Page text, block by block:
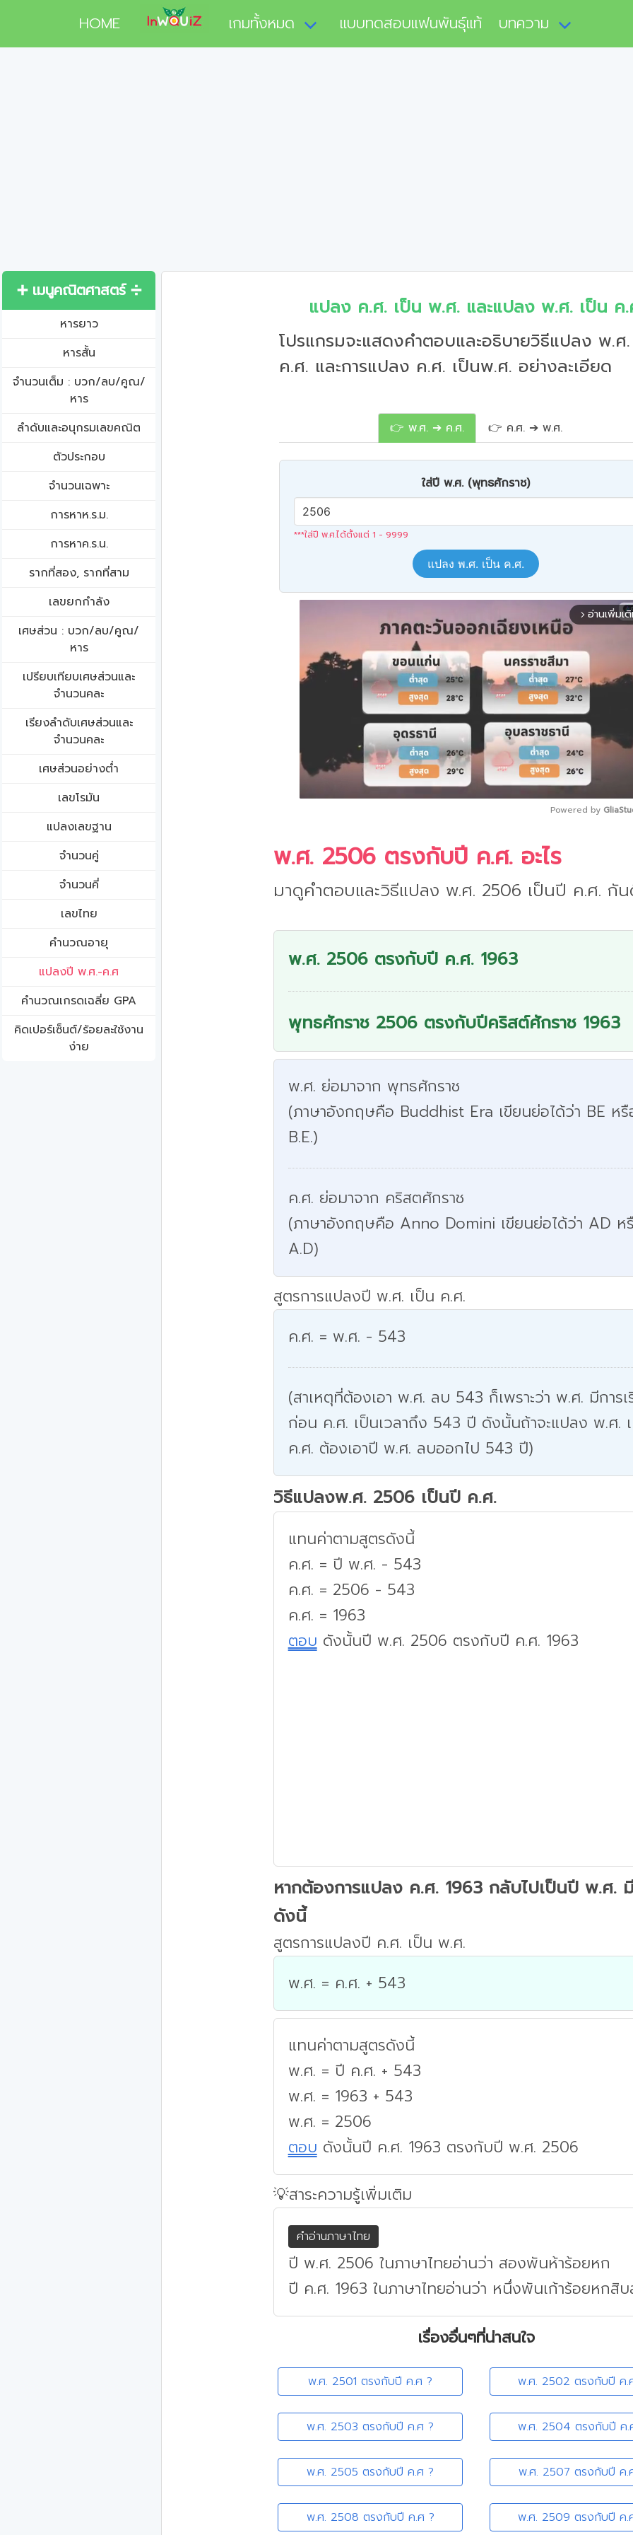
HOME เกมทั้งหมด แบบทดสอบแฟนพันธุ์แท้ บทความ
➕ เมนูคณิตศาสตร์ ➗
หารยาว
หารสั้น
จำนวนเต็ม : บวก/ลบ/คูณ/
หาร
ลำดับและอนุกรมเลขคณิต
ตัวประกอบ
จำนวนเฉพาะ
การหาห.ร.ม.
การหาค.ร.น.
รากที่สอง, รากที่สาม
เลขยกกำลัง
เศษส่วน : บวก/ลบ/คูณ/
หาร
เปรียบเทียบเศษส่วนและ
จำนวนคละ
เรียงลำดับเศษส่วนและ
จำนวนคละ
เศษส่วนอย่างต่ำ
เลขโรมัน
แปลงเลขฐาน
จำนวนคู่
จำนวนคี่
เลขไทย
คำนวณอายุ
แปลงปี พ.ศ.-ค.ศ
คํานวณเกรดเฉลี่ย GPA
คิดเปอร์เซ็นต์/ร้อยละใช้งาน
ง่าย
แปลง ค.ศ. เป็น พ.ศ. และแปลง พ.ศ. เป็น ค.
โปรแกรมจะแสดงคำตอบและอธิบายวิธีแปลง พ.ศ
ค.ศ. และการแปลง ค.ศ. เป็นพ.ศ. อย่างละเอียด
👉 พ.ศ. ➔ ค.ศ. 👉 ค.ศ. ➔ พ.ศ.
ใส่ปี พ.ศ. (พุทธศักราช)
***ใส่ปี พ.ศ.ได้ตั้งแต่ 1 - 9999
แปลง พ.ศ. เป็น ค.ศ.
arrow_forward_ios อ่านเพิ่มเ
Powered by
พ.ศ. 2506 ตรงกับปี ค.ศ. อะไร
มาดูคำตอบและวิธีแปลง พ.ศ. 2506 เป็นปี ค.ศ. กั
พ.ศ. 2506 ตรงกับปี ค.ศ. 1963
พุทธศักราช 2506 ตรงกับปีคริสต์ศักราช 1963
พ.ศ. ย่อมาจาก พุทธศักราช
(ภาษาอังกฤษคือ Buddhist Era เขียนย่อได้ว่า BE ห
B.E.)
ค.ศ. ย่อมาจาก คริสตศักราช
(ภาษาอังกฤษคือ Anno Domini เขียนย่อได้ว่า AD ห
A.D)
สูตรการแปลงปี พ.ศ. เป็น ค.ศ.
ค.ศ. = พ.ศ. - 543
(สาเหตุที่ต้องเอา พ.ศ. ลบ 543 ก็เพราะว่า พ.ศ. มีการเ
ก่อน ค.ศ. เป็นเวลาถึง 543 ปี ดังนั้นถ้าจะแปลง พ.ศ.
ค.ศ. ต้องเอาปี พ.ศ. ลบออกไป 543 ปี)
วิธีแปลงพ.ศ. 2506 เป็นปี ค.ศ.
แทนค่าตามสูตรดังนี้
ค.ศ. = ปี พ.ศ. - 543
ค.ศ. = 2506 - 543
ค.ศ. = 1963
ตอบ ดังนั้นปี พ.ศ. 2506 ตรงกับปี ค.ศ. 1963
หากต้องการแปลง ค.ศ. 1963 กลับไปเป็นปี พ.ศ.
ดังนี้
สูตรการแปลงปี ค.ศ. เป็น พ.ศ.
พ.ศ. = ค.ศ. + 543
แทนค่าตามสูตรดังนี้
พ.ศ. = ปี ค.ศ. + 543
พ.ศ. = 1963 + 543
พ.ศ. = 2506
ตอบ ดังนั้นปี ค.ศ. 1963 ตรงกับปี พ.ศ. 2506
💡สาระความรู้เพิ่มเติม
คำอ่านภาษาไทย
ปี พ.ศ. 2506 ในภาษาไทยอ่านว่า สองพันห้าร้อยหก
ปี ค.ศ. 1963 ในภาษาไทยอ่านว่า หนึ่งพันเก้าร้อยหกสิ
เรื่องอื่นๆที่น่าสนใจ
พ.ศ. 2501 ตรงกับปี ค.ศ ? พ.ศ. 2502 ตรงกับปี ค.
พ.ศ. 2503 ตรงกับปี ค.ศ ? พ.ศ. 2504 ตรงกับปี ค.
พ.ศ. 2505 ตรงกับปี ค.ศ ? พ.ศ. 2507 ตรงกับปี ค.
พ.ศ. 2508 ตรงกับปี ค.ศ ? พ.ศ. 2509 ตรงกับปี ค.